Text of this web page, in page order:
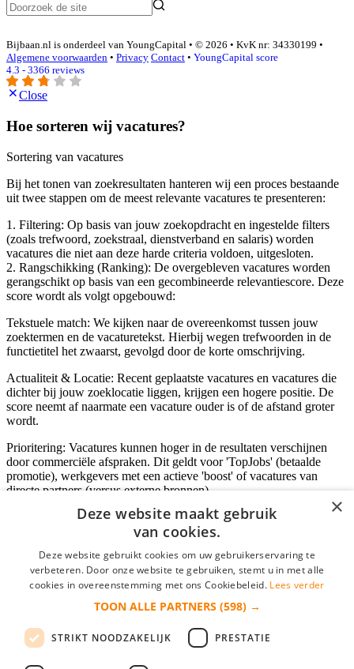
Bijbaan.nl is onderdeel van YoungCapital • © 2026 • KvK nr: 34330199 •
Algemene voorwaarden • Privacy Contact • YoungCapital score
4.3 - 3366 reviews
Close
Hoe sorteren wij vacatures?
Sortering van vacatures
Bij het tonen van zoekresultaten hanteren wij een proces bestaande
uit twee stappen om de meest relevante vacatures te presenteren:
1. Filtering: Op basis van jouw zoekopdracht en ingestelde filters
(zoals trefwoord, zoekstraal, dienstverband en salaris) worden
vacatures die niet aan deze harde criteria voldoen, uitgesloten.
2. Rangschikking (Ranking): De overgebleven vacatures worden
gerangschikt op basis van een gecombineerde relevantiescore. Deze
score wordt als volgt opgebouwd:
Tekstuele match: We kijken naar de overeenkomst tussen jouw
zoektermen en de vacaturetekst. Hierbij wegen trefwoorden in de
functietitel het zwaarst, gevolgd door de korte omschrijving.
Actualiteit & Locatie: Recent geplaatste vacatures en vacatures die
dichter bij jouw zoeklocatie liggen, krijgen een hogere positie. De
score neemt af naarmate een vacature ouder is of de afstand groter
wordt.
Prioritering: Vacatures kunnen hoger in de resultaten verschijnen
door commerciële afspraken. Dit geldt voor 'TopJobs' (betaalde
promotie), werkgevers met een actieve 'boost' of vacatures van
directe partners (versus externe bronnen).
Inloggen als bedrijf
*
login gegevens onthouden
×
Deze website maakt gebruik
van cookies.
Deze website gebruikt cookies om uw gebruikerservaring te
verbeteren. Door onze website te gebruiken, stemt u in met alle
cookies in overeenstemming met ons Cookiebeleid. Lees verder
TOON ALLE PARTNERS (598) →
STRIKT NOODZAKELIJK PRESTATIE